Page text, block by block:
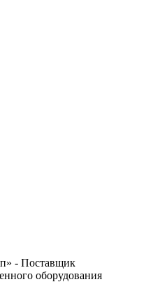
- Поставщик
оборудования